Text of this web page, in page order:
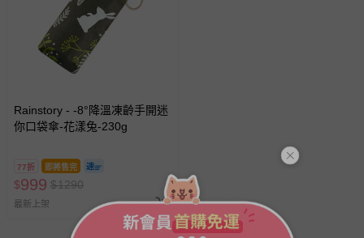
Rainstory - -8°降溫凍齡手開迷
你口袋傘-花漾兔-230g
77折 即將售完
$999 $1290
最新上架